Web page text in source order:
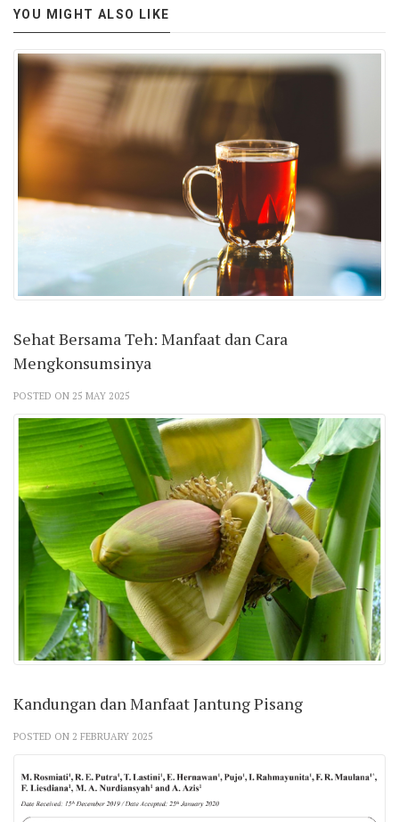
YOU MIGHT ALSO LIKE
Sehat Bersama Teh: Manfaat dan Cara
Mengkonsumsinya
POSTED ON 25 MAY 2025
Kandungan dan Manfaat Jantung Pisang
POSTED ON 2 FEBRUARY 2025